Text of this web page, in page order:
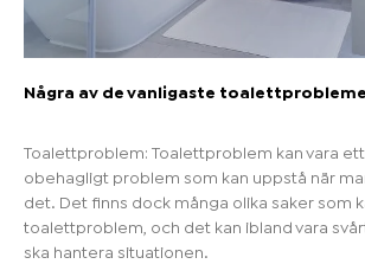
Några av de vanligaste
Toalettproblem: Toalettproblem kan vara
obehagligt problem som kan uppstå när
det. Det finns dock många olika saker som
toalettproblem, och det kan ibland vara
ska hantera situationen.